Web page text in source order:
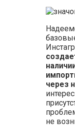
через
не